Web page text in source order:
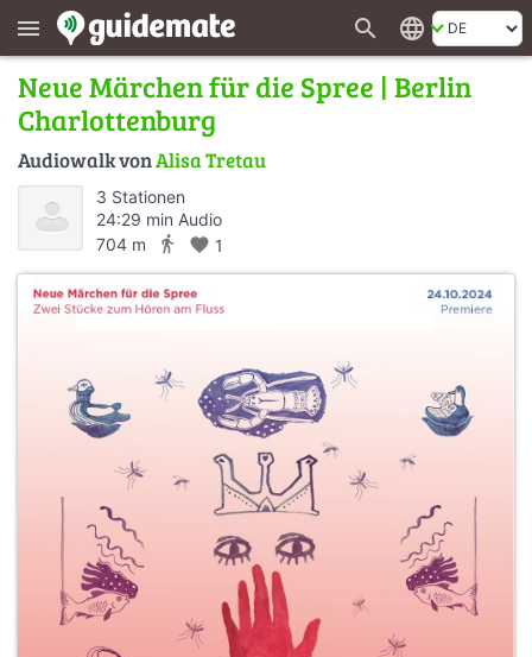
menu search language
Neue Märchen für die Spree | Berlin
Charlottenburg
Audiowalk vonAlisa Tretau
3 Stationen
24:29 min Audio
704 m
directions_walk favorite 1